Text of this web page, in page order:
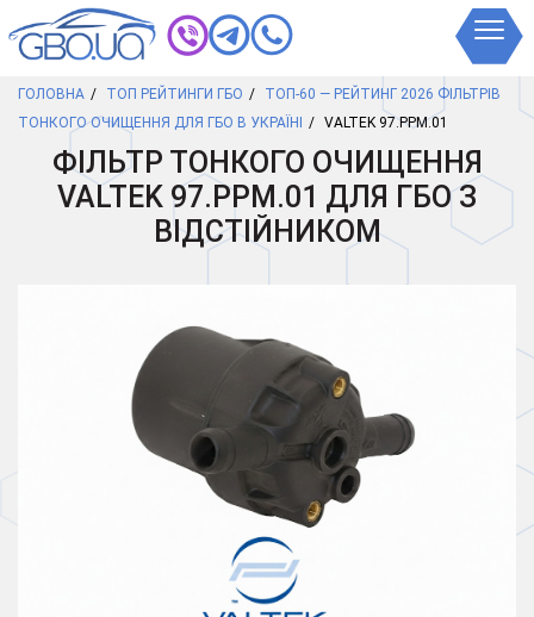
ГОЛОВНА ТОП РЕЙТИНГИ ГБО
ТОП-60 — РЕЙТИНГ 2026 ФІЛЬТРІВ
ТОНКОГО ОЧИЩЕННЯ ДЛЯ ГБО В УКРАЇНІ
VALTEK 97.PPM.01
ФІЛЬТР ТОНКОГО ОЧИЩЕННЯ
VALTEK 97.PPM.01 ДЛЯ ГБО З
ВІДСТІЙНИКОМ